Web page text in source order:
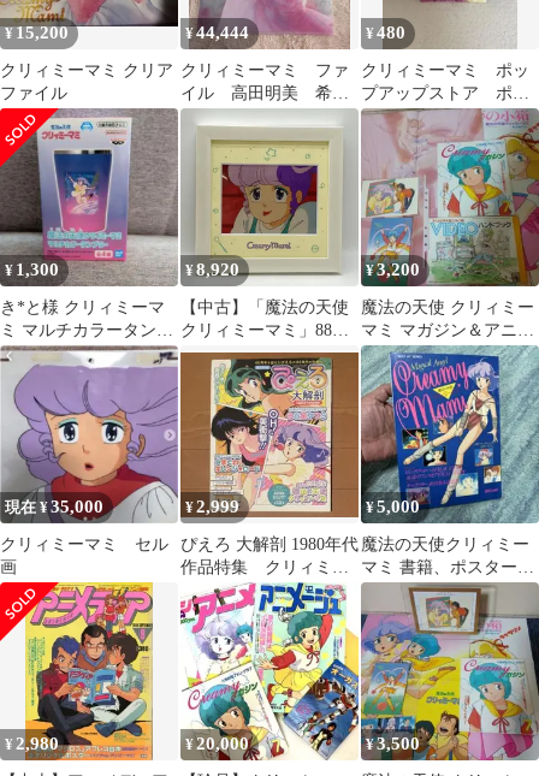
¥15,200
クリィミーマミ クリア
ファイル
¥44,444
クリィミーマミ ファ
イル 高田明美 希
少 グッズ
¥480
クリィミーマミ ポッ
プアップストア ポス
トカード
¥ 1,300
き*と様 クリィミーマ
ミ マルチカラータンプ
ラー Aデザイン
¥8,920
【中古】「魔法の天使
クリィミーマミ」88フ
ィルムグラフ10 第44話/
ＳＯＳ！夢嵐からの脱
出[24]
¥3,200
魔法の天使 クリィミー
マミ マガジン＆アニメ
ビデオ＆ポスター2枚＆
ポストC①
現在 ¥35,000
クリィミーマミ セル
画
¥2,999
ぴえろ 大解剖 1980年代
作品特集 クリィミィ
マミ きまぐれオレン
ジロード
¥5,000
魔法の天使クリィミー
マミ 書籍、ポスター、
カセットレーベル
¥2,980 ¥20,000 ¥3,500